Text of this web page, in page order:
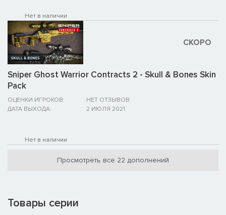
Нет в наличии
Sniper Ghost Warrior Contracts 2 - Skull & Bones Skin
Pack
ОЦЕНКИ ИГРОКОВ:
НЕТ ОТЗЫВОВ
ДАТА ВЫХОДА:
2 ИЮЛЯ 2021
СКОРО
Нет в наличии
Просмотреть все 22 дополнений
Товары серии